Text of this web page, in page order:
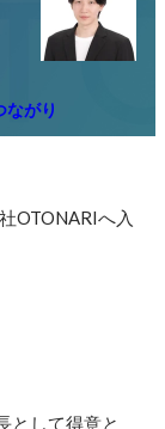
ながり
OTONARIへ入
として得意と